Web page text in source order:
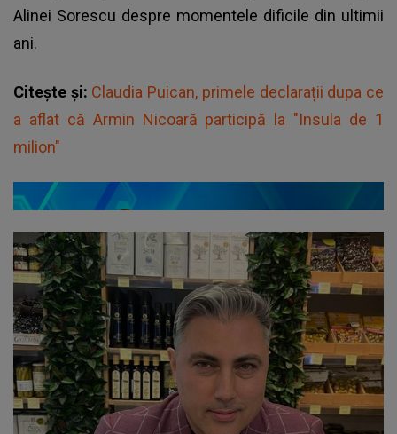
Alinei Sorescu despre momentele dificile din ultimii
ani.
Citește și: Claudia Puican, primele declarații dupa ce
a aflat că Armin Nicoară participă la "Insula de 1
milion"